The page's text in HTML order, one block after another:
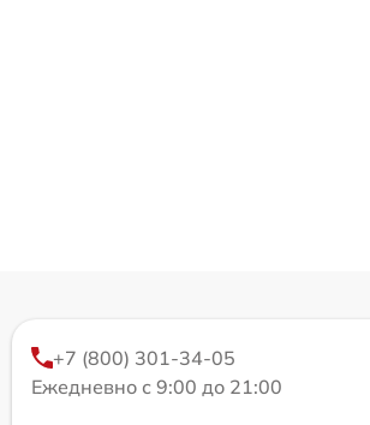
+7 (800) 301-34-05
Ежедневно с 9:00 до 21:00